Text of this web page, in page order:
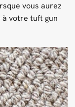
vous aurez
à votre tuft gun